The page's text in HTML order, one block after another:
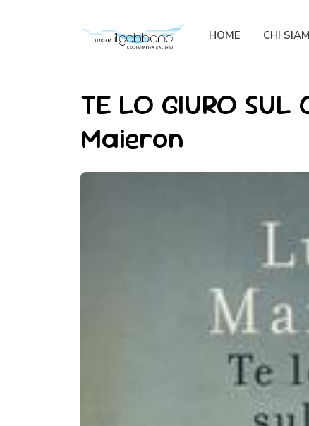
HOME CHI
TE LO GIURO
Maieron